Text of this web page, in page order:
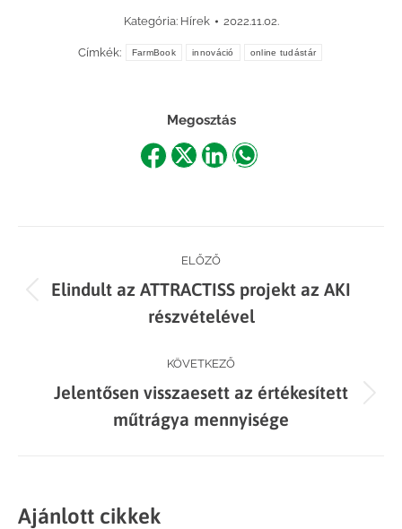
Kategória: Hírek 2022.11.02.
Címkék: FarmBook innováció online tudástár
Megosztás
ShareShareShareShare
navigation
ELŐZŐ
Previous
post:
Elindult az ATTRACTISS projekt az AKI
részvételével
KÖVETKEZŐ
Next
post:
Jelentősen visszaesett az értékesített
műtrágya mennyisége
Ajánlott cikkek